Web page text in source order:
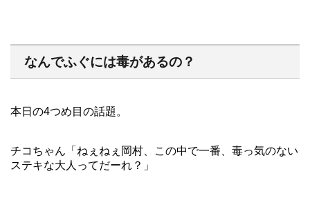
なんでふぐには毒があるの？
本日の4つめ目の話題。
チコちゃん「ねぇねぇ岡村、この中で一番、毒っ気のない
ステキな大人ってだーれ？」